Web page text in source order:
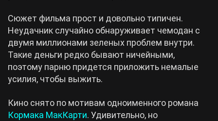
Сюжет фильма прост и довольно типичен.
Неудачник случайно обнаруживает чемодан с
двумя миллионами зеленых проблем внутри.
Такие деньги редко бывают ничейными,
поэтому парню придется приложить немалые
усилия, чтобы выжить.
Кино снято по мотивам одноименного романа
Кормака МакКарти. Удивительно, но